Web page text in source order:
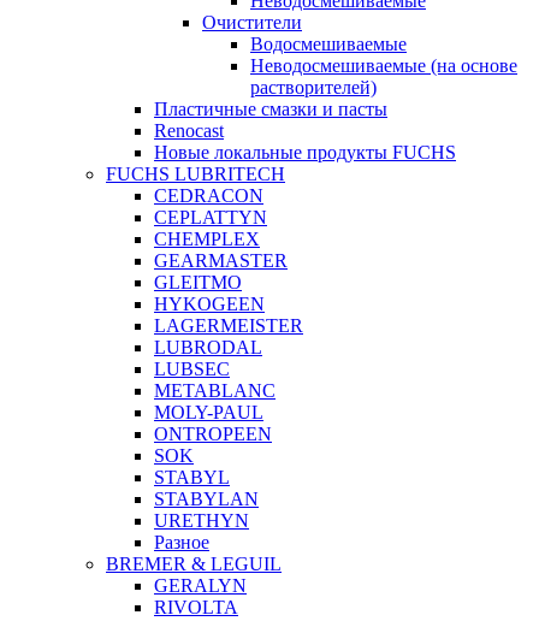
Очистители
Водосмешиваемые
Неводосмешиваемые (на основе
растворителей)
Пластичные смазки и пасты
Renocast
Новые локальные продукты FUCHS
FUCHS LUBRITECH
CEDRACON
CEPLATTYN
CHEMPLEX
GEARMASTER
GLEITMO
HYKOGEEN
LAGERMEISTER
LUBRODAL
LUBSEC
METABLANC
MOLY-PAUL
ONTROPEEN
SOK
STABYL
STABYLAN
URETHYN
Разное
BREMER & LEGUIL
GERALYN
RIVOLTA